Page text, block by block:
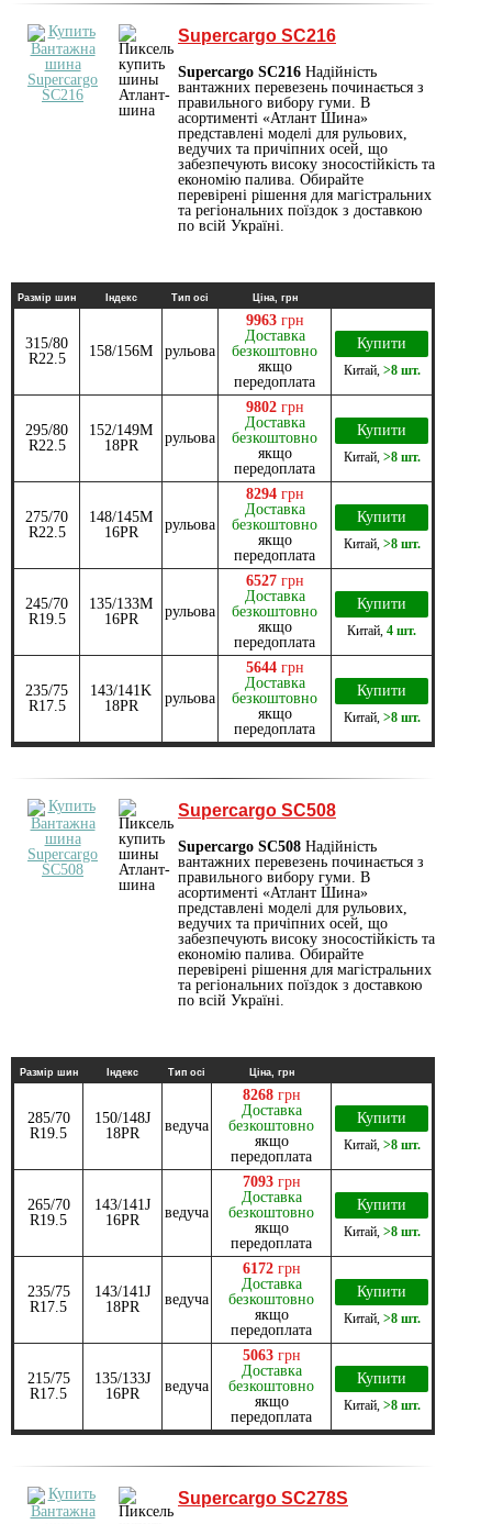
Supercargo SC216
Supercargo SC216 Надійність
вантажних перевезень починається з
правильного вибору гуми. В
асортименті «Атлант Шина»
представлені моделі для рульових,
ведучих та причіпних осей, що
забезпечують високу зносостійкість та
економію палива. Обирайте
перевірені рішення для магістральних
та регіональних поїздок з доставкою
по всій Україні.
Размір шин Індекс Тип осі Ціна, грн
315/80
R22.5
158/156M рульова
9963 грн
Доставка
безкоштовно
якщо
передоплата
Купити
Китай, >8 шт.
295/80
R22.5
152/149M
18PR
рульова
9802 грн
Доставка
безкоштовно
якщо
передоплата
Купити
Китай, >8 шт.
275/70
R22.5
148/145M
16PR
рульова
8294 грн
Доставка
безкоштовно
якщо
передоплата
Купити
Китай, >8 шт.
245/70
R19.5
135/133M
16PR
рульова
6527 грн
Доставка
безкоштовно
якщо
передоплата
Купити
Китай 4 шт.
235/75
R17.5
143/141K
18PR
рульова
5644 грн
Доставка
безкоштовно
якщо
передоплата
Купити
Китай, >8 шт.
Supercargo SC508
Supercargo SC508 Надійність
вантажних перевезень починається з
правильного вибору гуми. В
асортименті «Атлант Шина»
представлені моделі для рульових,
ведучих та причіпних осей, що
забезпечують високу зносостійкість та
економію палива. Обирайте
перевірені рішення для магістральних
та регіональних поїздок з доставкою
по всій Україні.
Размір шин Індекс Тип осі Ціна, грн
285/70
R19.5
150/148J
18PR
ведуча
8268 грн
Доставка
безкоштовно
якщо
передоплата
Купити
Китай, >8 шт.
265/70
R19.5
143/141J
16PR
ведуча
7093 грн
Доставка
безкоштовно
якщо
передоплата
Купити
Китай, >8 шт.
235/75
R17.5
143/141J
18PR
ведуча
6172 грн
Доставка
безкоштовно
якщо
передоплата
Купити
Китай, >8 шт.
215/75
R17.5
135/133J
16PR
ведуча
5063 грн
Доставка
безкоштовно
якщо
передоплата
Купити
Китай, >8 шт.
Supercargo SC278S